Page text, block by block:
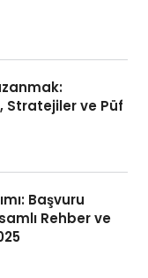
Stratejiler ve Püf
Başvuru
Rehber ve